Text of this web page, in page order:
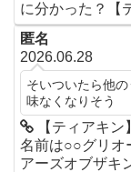
に分かった？【
匿名
2026.06.28
そいついたら他
味なくなりそう
【ティアキ
名前は○○グリオ
アーズオブザキ